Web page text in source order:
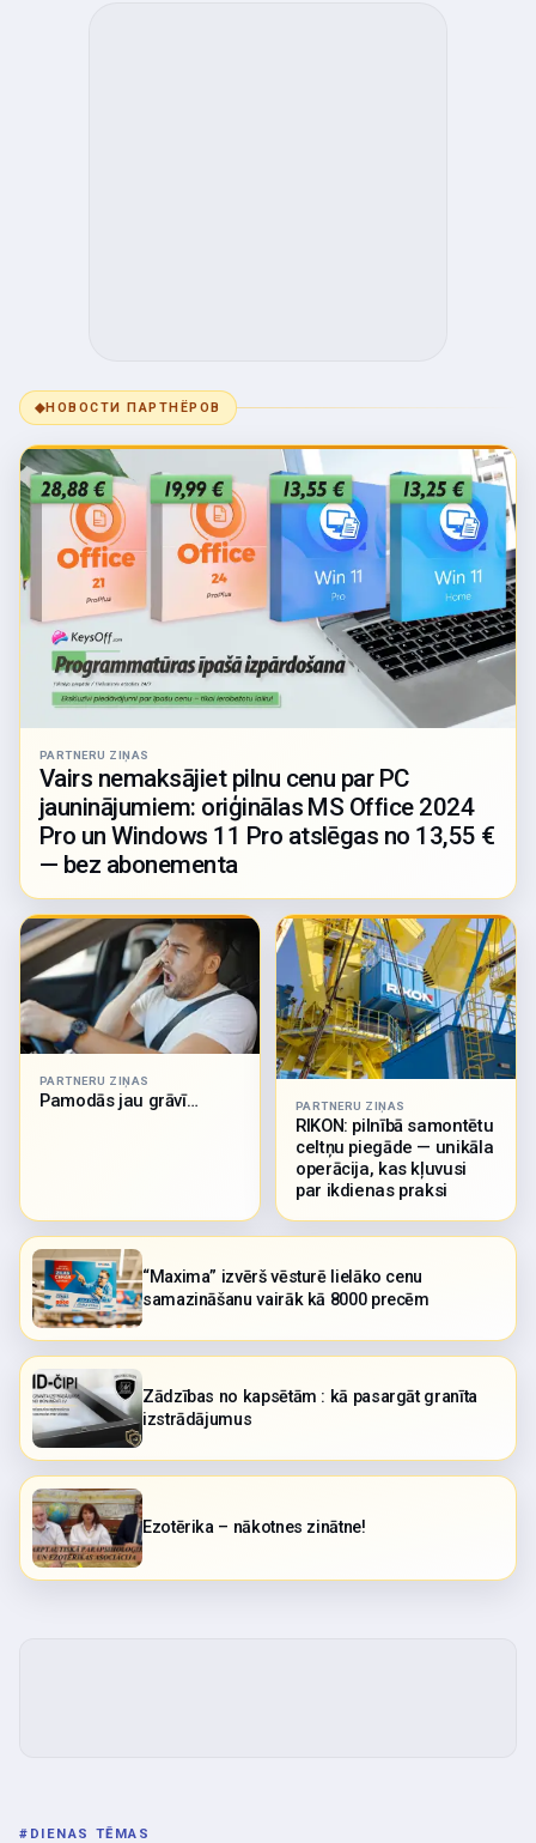
◆НОВОСТИ ПАРТНЁРОВ
PARTNERU ZIŅAS
Vairs nemaksājiet pilnu cenu par PC
jauninājumiem: oriģinālas MS Office 2024
Pro un Windows 11 Pro atslēgas no 13,55 €
— bez abonementa
PARTNERU ZIŅAS
Pamodās jau grāvī… PARTNERU ZIŅAS
RIKON: pilnībā samontētu
celtņu piegāde — unikāla
operācija, kas kļuvusi
par ikdienas praksi
“Maxima” izvērš vēsturē lielāko cenu
samazināšanu vairāk kā 8000 precēm
Zādzības no kapsētām : kā pasargāt granīta
izstrādājumus
Ezotērika – nākotnes zinātne!
# DIENAS TĒMAS